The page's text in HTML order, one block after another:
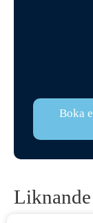
Boka